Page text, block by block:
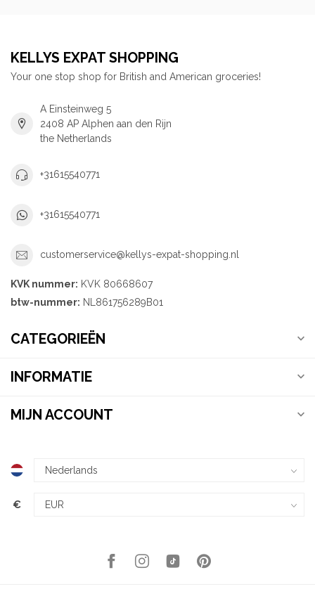
KELLYS EXPAT SHOPPING
Your one stop shop for British and American groceries!
A Einsteinweg 5
2408 AP Alphen aan den Rijn
the Netherlands
+31615540771
+31615540771
customerservice@kellys-expat-shopping.nl
KVK nummer: KVK 80668607
btw-nummer: NL861756289B01
CATEGORIEËN
INFORMATIE
MIJN ACCOUNT
€